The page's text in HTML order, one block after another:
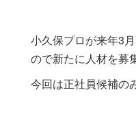
小久保プロが来年3
ので新たに人材を募
今回は正社員候補の